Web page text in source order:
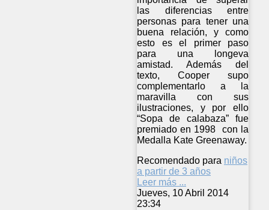
las diferencias entre
personas para tener una
buena relación, y como
esto es el primer paso
para una longeva
amistad. Además del
texto, Cooper supo
complementarlo a la
maravilla con sus
ilustraciones, y por ello
“Sopa de calabaza” fue
premiado en 1998 con la
Medalla Kate Greenaway.
Recomendado para niños
a partir de 3 años
Leer más ...
Jueves, 10 Abril 2014
23:34